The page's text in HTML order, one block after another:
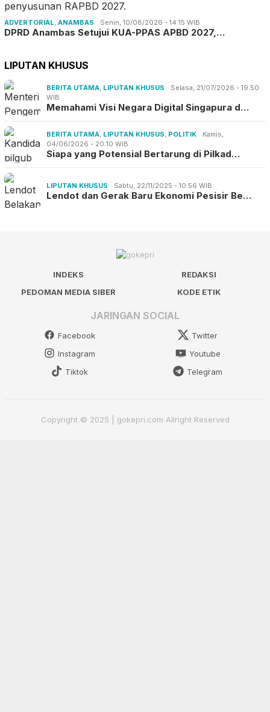
ADVERTORIAL, ANAMBAS Senin, 10/08/2026 - 14:15 WIB
DPRD Anambas Setujui KUA-PPAS APBD 2027,…
LIPUTAN KHUSUS
BERITA UTAMA, LIPUTAN KHUSUS
Selasa, 21/07/2026 - 19:50
WIB
Memahami Visi Negara Digital Singapura d…
BERITA UTAMA, LIPUTAN KHUSUS, POLITIK
Kamis,
04/06/2026 - 20:10 WIB
Siapa yang Potensial Bertarung di Pilkad…
LIPUTAN KHUSUS Sabtu, 22/11/2025 - 10:56 WIB
Lendot dan Gerak Baru Ekonomi Pesisir Be…
INDEKS
REDAKSI
PEDOMAN MEDIA SIBER
KODE ETIK
JARINGAN SOCIAL
Facebook
Twitter
Instagram
Youtube
Tiktok
Telegram
Copyright © 2025 | gokepri.com Allright Reserved